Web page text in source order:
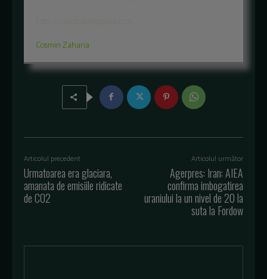
Cosmin Zaharia
Articolul precedent
Urmatoarea era glaciara,
amanata de emisiile ridicate
de CO2
Articolul următor
Agerpres: Iran: AIEA
confirma imbogatirea
uraniului la un nivel de 20 la
suta la Fordow